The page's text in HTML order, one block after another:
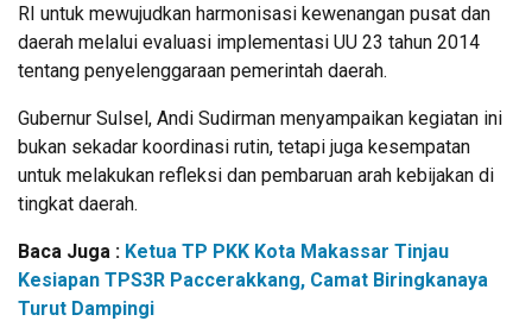
RI untuk mewujudkan harmonisasi kewenangan pusat dan
daerah melalui evaluasi implementasi UU 23 tahun 2014
tentang penyelenggaraan pemerintah daerah.
Gubernur Sulsel, Andi Sudirman menyampaikan kegiatan ini
bukan sekadar koordinasi rutin, tetapi juga kesempatan
untuk melakukan refleksi dan pembaruan arah kebijakan di
tingkat daerah.
Baca Juga : Ketua TP PKK Kota Makassar Tinjau
Kesiapan TPS3R Paccerakkang, Camat Biringkanaya
Turut Dampingi